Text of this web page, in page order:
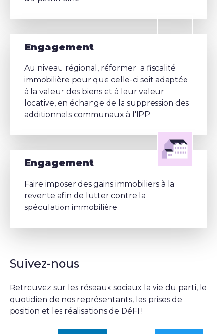
Engagement
Au niveau régional, réformer la fiscalité
immobilière pour que celle-ci soit adaptée
à la valeur des biens et à leur valeur
locative, en échange de la suppression des
additionnels communaux à l'IPP
Engagement
Faire imposer des gains immobiliers à la
revente afin de lutter contre la
spéculation immobilière
Suivez-nous
Retrouvez sur les réseaux sociaux la vie du parti, le
quotidien de nos représentants, les prises de
position et les réalisations de DéFI !